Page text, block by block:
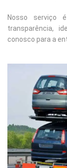
Nosso serviço
transparência,
conosco para a